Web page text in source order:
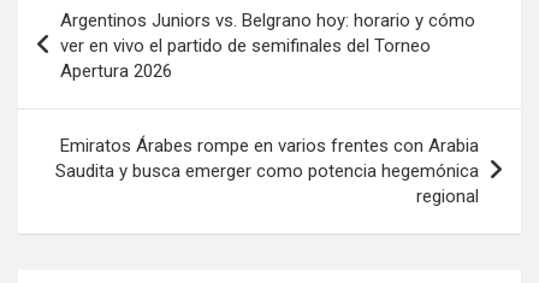
de
entradas
Argentinos Juniors vs. Belgrano hoy: horario y cómo
ver en vivo el partido de semifinales del Torneo
Apertura 2026
Emiratos Árabes rompe en varios frentes con Arabia
Saudita y busca emerger como potencia hegemónica
regional